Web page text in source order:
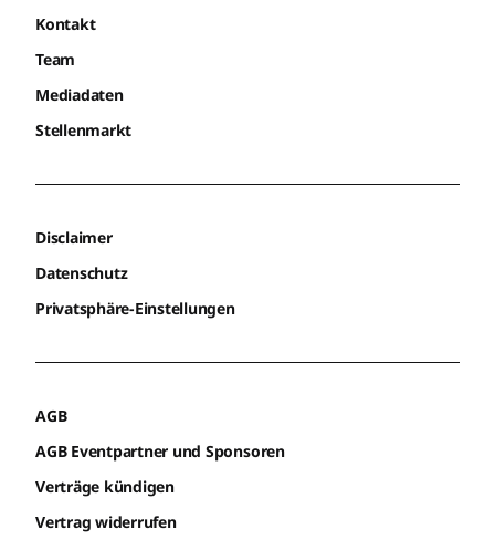
Kontakt
Team
Mediadaten
Stellenmarkt
Disclaimer
Datenschutz
Privatsphäre-Einstellungen
AGB
AGB Eventpartner und Sponsoren
Verträge kündigen
Vertrag widerrufen